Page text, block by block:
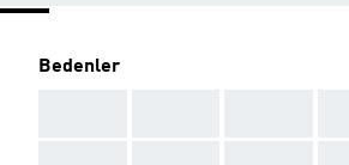
Bedenler